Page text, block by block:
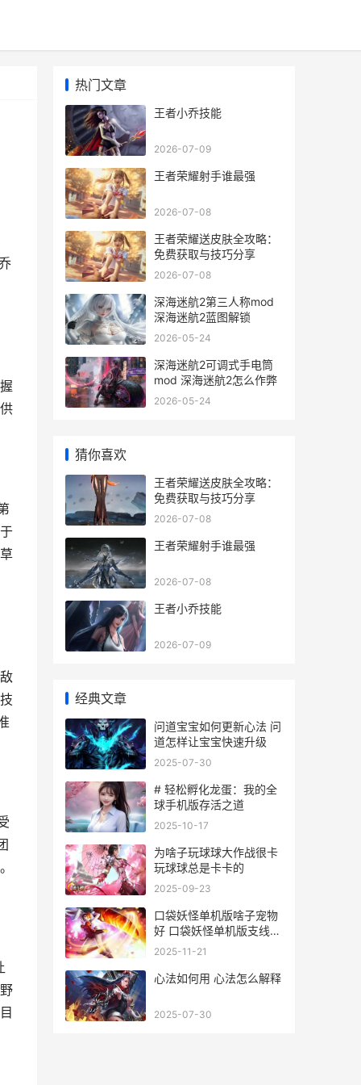
热门文章
王者小乔技能
2026-07-09
王者荣耀射手谁最强
2026-07-08
王者荣耀送皮肤全攻略：
免费获取与技巧分享
2026-07-08
深海迷航2第三人称mod
深海迷航2蓝图解锁
2026-05-24
深海迷航2可调式手电筒
mod 深海迷航2怎么作弊
2026-05-24
猜你喜欢
王者荣耀送皮肤全攻略：
免费获取与技巧分享
2026-07-08
王者荣耀射手谁最强
2026-07-08
王者小乔技能
2026-07-09
经典文章
问道宝宝如何更新心法 问
道怎样让宝宝快速升级
2025-07-30
# 轻松孵化龙蛋：我的全
球手机版存活之道
2025-10-17
为啥子玩球球大作战很卡
玩球球总是卡卡的
2025-09-23
口袋妖怪单机版啥子宠物
好 口袋妖怪单机版支线任
务大全
2025-11-21
心法如何用 心法怎么解释
2025-07-30